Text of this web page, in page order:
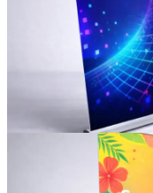
Вакансии
О компании
Написать директору
Арендодателям